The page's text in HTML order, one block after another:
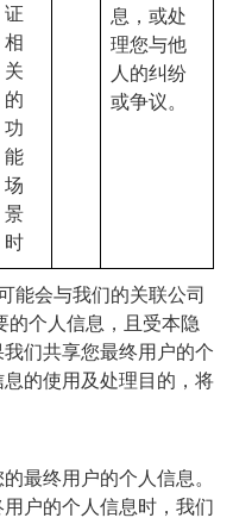
证
相
关
的
功
能
场
景
时
息，或处
理您与他
人的纠纷
或争议。
能会与我们的关联公司
的个人信息，且受本隐
们共享您最终用户的个
的使用及处理目的，将
最终用户的个人信息。
户的个人信息时，我们